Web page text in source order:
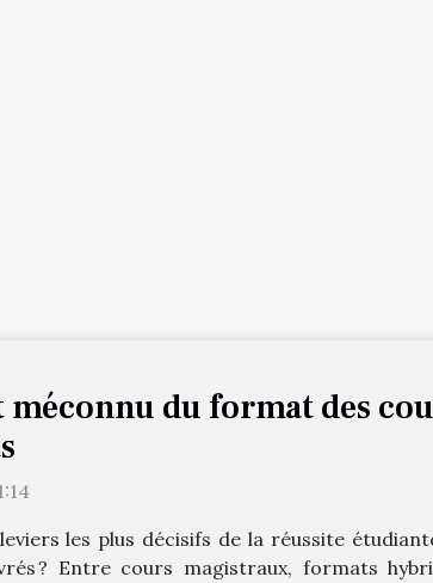
méconnu du format des
les plus décisifs de la réussite
? Entre cours magistraux, formats